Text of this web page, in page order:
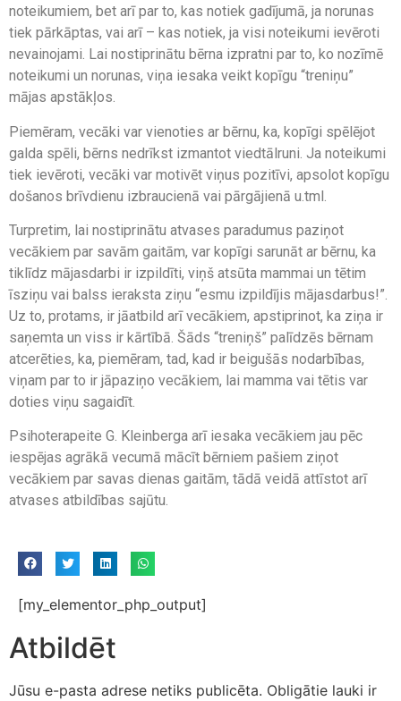
noteikumiem, bet arī par to, kas notiek gadījumā, ja norunas
tiek pārkāptas, vai arī – kas notiek, ja visi noteikumi ievēroti
nevainojami. Lai nostiprinātu bērna izpratni par to, ko nozīmē
noteikumi un norunas, viņa iesaka veikt kopīgu “treniņu”
mājas apstākļos.
Piemēram, vecāki var vienoties ar bērnu, ka, kopīgi spēlējot
galda spēli, bērns nedrīkst izmantot viedtālruni. Ja noteikumi
tiek ievēroti, vecāki var motivēt viņus pozitīvi, apsolot kopīgu
došanos brīvdienu izbraucienā vai pārgājienā u.tml.
Turpretim, lai nostiprinātu atvases paradumus paziņot
vecākiem par savām gaitām, var kopīgi sarunāt ar bērnu, ka
tiklīdz mājasdarbi ir izpildīti, viņš atsūta mammai un tētim
īsziņu vai balss ieraksta ziņu “esmu izpildījis mājasdarbus!”.
Uz to, protams, ir jāatbild arī vecākiem, apstiprinot, ka ziņa ir
saņemta un viss ir kārtībā. Šāds “treniņš” palīdzēs bērnam
atcerēties, ka, piemēram, tad, kad ir beigušās nodarbības,
viņam par to ir jāpaziņo vecākiem, lai mamma vai tētis var
doties viņu sagaidīt.
Psihoterapeite G. Kleinberga arī iesaka vecākiem jau pēc
iespējas agrākā vecumā mācīt bērniem pašiem ziņot
vecākiem par savas dienas gaitām, tādā veidā attīstot arī
atvases atbildības sajūtu.
[my_elementor_php_output]
Atbildēt
Jūsu e-pasta adrese netiks publicēta. Obligātie lauki ir